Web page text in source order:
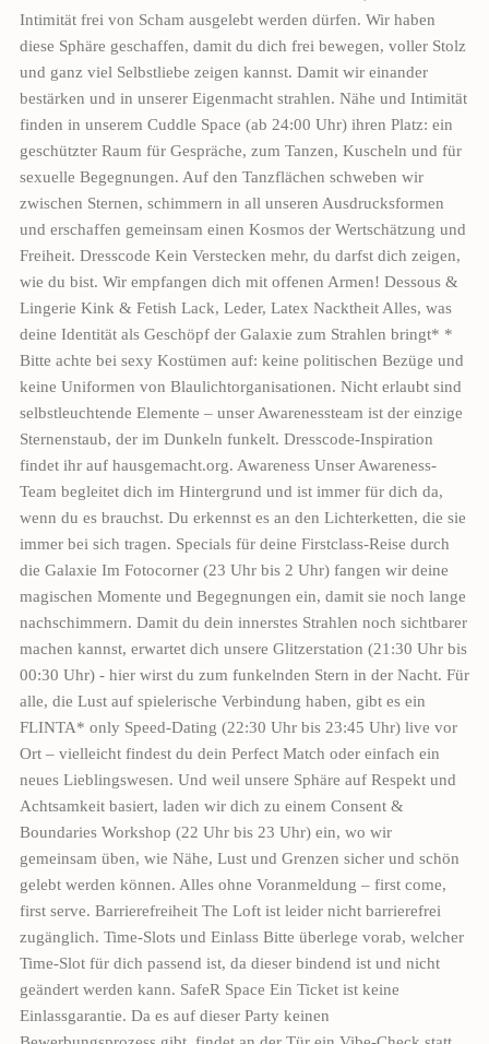
Intimität frei von Scham ausgelebt werden dürfen. Wir haben
diese Sphäre geschaffen, damit du dich frei bewegen, voller Stolz
und ganz viel Selbstliebe zeigen kannst. Damit wir einander
bestärken und in unserer Eigenmacht strahlen. Nähe und Intimität
finden in unserem Cuddle Space (ab 24:00 Uhr) ihren Platz: ein
geschützter Raum für Gespräche, zum Tanzen, Kuscheln und für
sexuelle Begegnungen. Auf den Tanzflächen schweben wir
zwischen Sternen, schimmern in all unseren Ausdrucksformen
und erschaffen gemeinsam einen Kosmos der Wertschätzung und
Freiheit. Dresscode Kein Verstecken mehr, du darfst dich zeigen,
wie du bist. Wir empfangen dich mit offenen Armen! Dessous &
Lingerie Kink & Fetish Lack, Leder, Latex Nacktheit Alles, was
deine Identität als Geschöpf der Galaxie zum Strahlen bringt* *
Bitte achte bei sexy Kostümen auf: keine politischen Bezüge und
keine Uniformen von Blaulichtorganisationen. Nicht erlaubt sind
selbstleuchtende Elemente – unser Awarenessteam ist der einzige
Sternenstaub, der im Dunkeln funkelt. Dresscode-Inspiration
findet ihr auf hausgemacht.org. Awareness Unser Awareness-
Team begleitet dich im Hintergrund und ist immer für dich da,
wenn du es brauchst. Du erkennst es an den Lichterketten, die sie
immer bei sich tragen. Specials für deine Firstclass-Reise durch
die Galaxie Im Fotocorner (23 Uhr bis 2 Uhr) fangen wir deine
magischen Momente und Begegnungen ein, damit sie noch lange
nachschimmern. Damit du dein innerstes Strahlen noch sichtbarer
machen kannst, erwartet dich unsere Glitzerstation (21:30 Uhr bis
00:30 Uhr) - hier wirst du zum funkelnden Stern in der Nacht. Für
alle, die Lust auf spielerische Verbindung haben, gibt es ein
FLINTA* only Speed-Dating (22:30 Uhr bis 23:45 Uhr) live vor
Ort – vielleicht findest du dein Perfect Match oder einfach ein
neues Lieblingswesen. Und weil unsere Sphäre auf Respekt und
Achtsamkeit basiert, laden wir dich zu einem Consent &
Boundaries Workshop (22 Uhr bis 23 Uhr) ein, wo wir
gemeinsam üben, wie Nähe, Lust und Grenzen sicher und schön
gelebt werden können. Alles ohne Voranmeldung – first come,
first serve. Barrierefreiheit The Loft ist leider nicht barrierefrei
zugänglich. Time-Slots und Einlass Bitte überlege vorab, welcher
Time-Slot für dich passend ist, da dieser bindend ist und nicht
geändert werden kann. SafeR Space Ein Ticket ist keine
Einlassgarantie. Da es auf dieser Party keinen